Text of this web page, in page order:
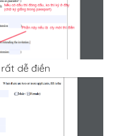
dễ điền